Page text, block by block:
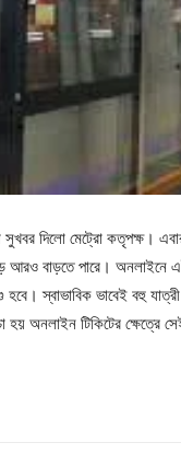
দিলো মেট্রো কতৃপক্ষ।
বাড়তে পারে। অনলাইনে এই
স্বাভাবিক ভাবেই বহু
হয় অনলাইন টিকিটের